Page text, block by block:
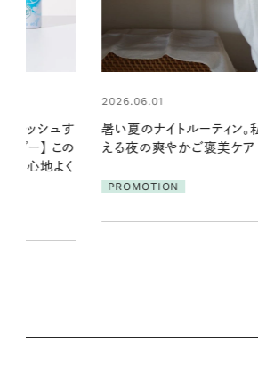
ン。私を整
ケア
2026.06.01
お出かけ前のひと手間で変わ
の一日。汗ばむ季節を「ごき